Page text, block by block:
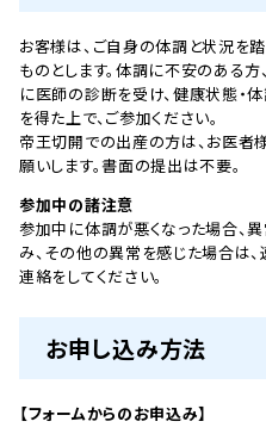
お客様は、ご自身の体調と状況を
ものとします。体調に不安のある
に医師の診断を受け、健康状態・
を得た上で、ご参加ください。
帝王切開での出産の方は、お医者
願いします。書面の提出は不要。
参加中の諸注意
参加中に体調が悪くなった場合、
み、その他の異常を感じた場合は
連絡をしてください。
お申し込み方法
【フォームからのお申込み】